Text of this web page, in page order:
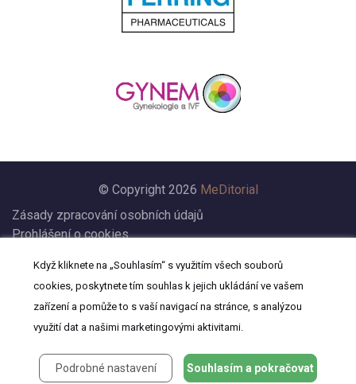
© Copyright 2026 MeDitorial
Zásady zpracování osobních údajů
Prohlášení o cookies
Prohlášení
Kontakt
Když kliknete na „Souhlasím“ s využitím všech souborů
cookies, poskytnete tím souhlas k jejich ukládání ve vašem
zařízení a pomůže to s vaší navigací na stránce, s analýzou
využití dat a našimi marketingovými aktivitami.
Podrobné nastavení Souhlasím a pokračovat